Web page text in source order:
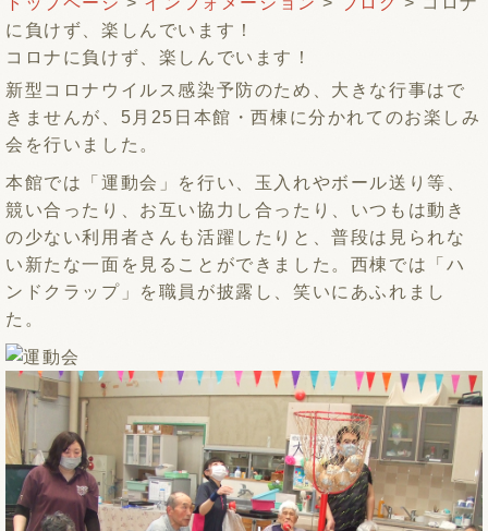
に負けず、楽しんでいます！
コロナに負けず、楽しんでいます！
新型コロナウイルス感染予防のため、大きな行事はで
きませんが、5月25日本館・西棟に分かれてのお楽しみ
会を行いました。
本館では「運動会」を行い、玉入れやボール送り等、
競い合ったり、お互い協力し合ったり、いつもは動き
の少ない利用者さんも活躍したりと、普段は見られな
い新たな一面を見ることができました。西棟では「ハ
ンドクラップ」を職員が披露し、笑いにあふれまし
た。